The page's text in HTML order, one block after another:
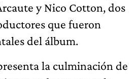
y Nico Cotton, dos
que fueron
del álbum.
la culminación de